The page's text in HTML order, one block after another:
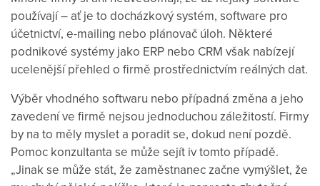
používají – ať je to docházkový systém, software pro
účetnictví, e-mailing nebo plánovač úloh. Některé
podnikové systémy jako ERP nebo CRM však nabízejí
ucelenější přehled o firmě prostřednictvím reálných dat.
Výběr vhodného softwaru nebo případná změna a jeho
zavedení ve firmě nejsou jednoduchou záležitostí. Firmy
by na to měly myslet a poradit se, dokud není pozdě.
Pomoc konzultanta se může sejít iv tomto případě.
„Jinak se může stát, že zaměstnanec začne vymýšlet, že